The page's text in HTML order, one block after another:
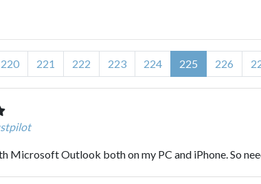
220 221 222 223 224 225 226
Microsoft Outlook both on my PC and iPhone. So